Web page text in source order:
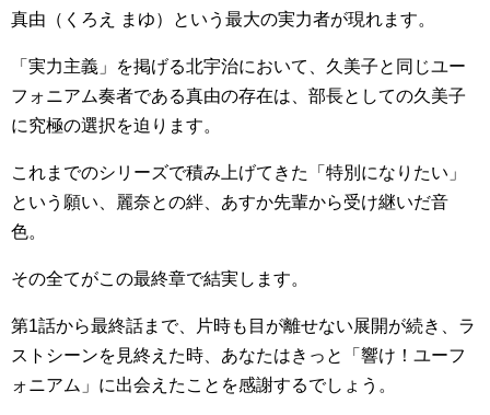
真由（くろえ まゆ）という最大の実力者が現れます。
「実力主義」を掲げる北宇治において、久美子と同じユー
フォニアム奏者である真由の存在は、部長としての久美子
に究極の選択を迫ります。
これまでのシリーズで積み上げてきた「特別になりたい」
という願い、麗奈との絆、あすか先輩から受け継いだ音
色。
その全てがこの最終章で結実します。
第1話から最終話まで、片時も目が離せない展開が続き、ラ
ストシーンを見終えた時、あなたはきっと「響け！ユーフ
ォニアム」に出会えたことを感謝するでしょう。